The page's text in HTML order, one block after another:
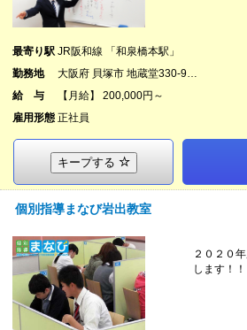
最寄り駅 JR阪和線 「和泉橋本駅」
勤務地
大阪府 貝塚市 地蔵堂330-9…
給 与
【月給】 200,000円～
雇用形態 正社員
キープする
個別指導まなび岩出教室
２０２０
します！！